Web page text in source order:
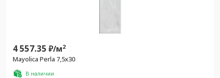
4 557.35 ₽/м2
Mayolica Perla 7,5x30
В наличии